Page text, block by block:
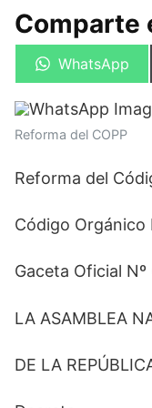
Comparte
Compartir
WhatsApp
Reforma del COPP
Reforma del
Código Orgánico
Gaceta Oficial
LA ASAMBLEA
DE LA